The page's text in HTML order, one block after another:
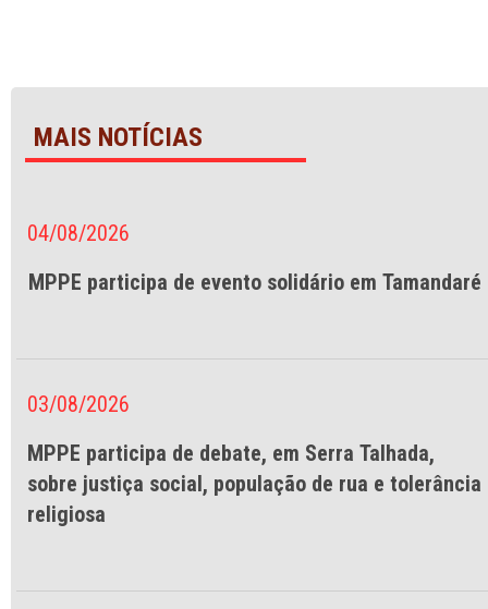
MAIS NOTÍCIAS
04/08/2026
MPPE participa de evento solidário em Tamandaré
03/08/2026
MPPE participa de debate, em Serra Talhada,
sobre justiça social, população de rua e tolerância
religiosa